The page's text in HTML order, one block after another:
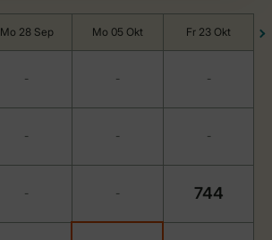
Mo 28 Sep Mo 05 Okt Fr 23 Okt
- - -
- - -
- - 744